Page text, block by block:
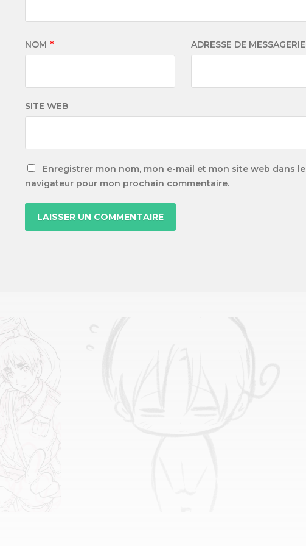
NOM * ADRESSE DE MESSAGERIE
SITE WEB
Enregistrer mon nom, mon e-mail et mon site web dans le
navigateur pour mon prochain commentaire.